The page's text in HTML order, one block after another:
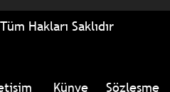
Hakları Saklıdır
Künye
Sözleşme